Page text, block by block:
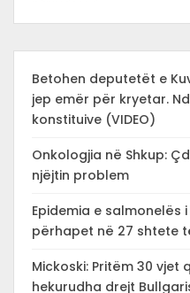
Betohen deputetët e
jep emër për kryetar.
konstituive (VIDEO)
Onkologjia në Shkup:
njëjtin problem
Epidemia e salmonelës
përhapet në 27 shtete
Mickoski: Pritëm 30
hekurudha drejt